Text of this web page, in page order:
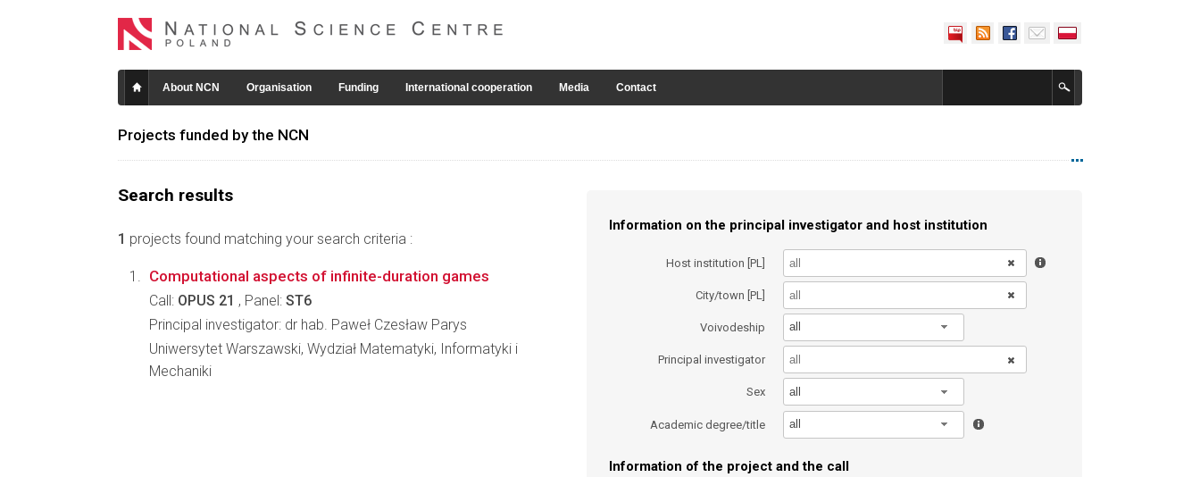
About NCN Organisation Funding International cooperation Media Contact
Projects funded by the NCN
Search results
1 projects found matching your search criteria :
Information on the principal investigator and host institution
Host institution [PL]
City/town [PL]
Voivodeship all
Principal investigator
Sex all
Academic degree/title all
Information of the project and the call
Computational aspects of infinite-duration games
Call: OPUS 21 , Panel: ST6
Principal investigator: dr hab. Paweł Czesław Parys
Uniwersytet Warszawski, Wydział Matematyki, Informatyki i
Mechaniki